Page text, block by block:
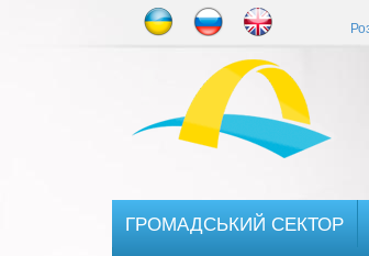
ГРОМАДСЬКИЙ СЕКТОР